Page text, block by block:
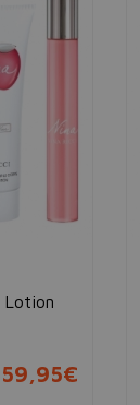
Lotion
59,95€